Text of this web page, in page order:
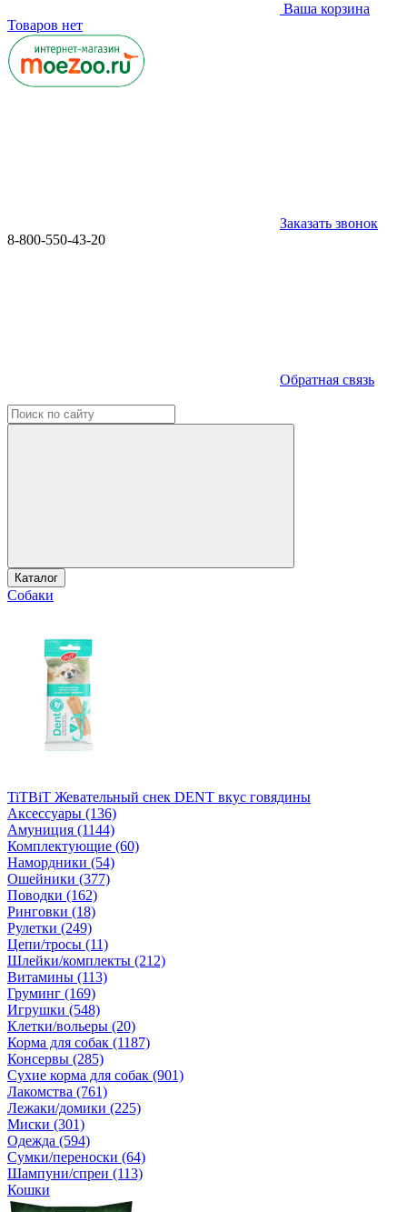
Ваша корзина
Товаров нет
Заказать звонок
8-800-550-43-20
Обратная связь
Каталог
Собаки
TiTBiT Жевательный снек DENT вкус говядины
Аксессуары (136)
Амуниция (1144)
Комплектующие (60)
Намордники (54)
Ошейники (377)
Поводки (162)
Ринговки (18)
Рулетки (249)
Цепи/тросы (11)
Шлейки/комплекты (212)
Витамины (113)
Груминг (169)
Игрушки (548)
Клетки/вольеры (20)
Корма для собак (1187)
Консервы (285)
Сухие корма для собак (901)
Лакомства (761)
Лежаки/домики (225)
Миски (301)
Одежда (594)
Сумки/переноски (64)
Шампуни/спреи (113)
Кошки